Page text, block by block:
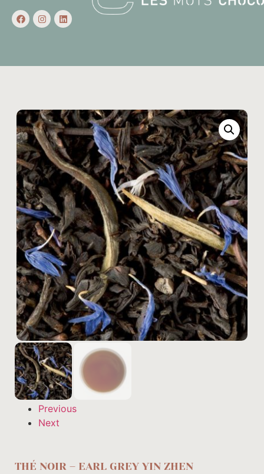
Previous
Next
THÉ NOIR – EARL GREY YIN ZHEN